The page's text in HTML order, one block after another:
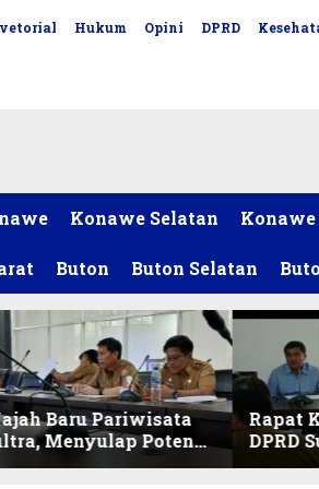
Hukum Opini DPRD
Konawe Selatan
Buton Buton Selatan
Baru Pariwisata
Menyulap Potensi
Lewat Sentuhan
Rapat
DPRD
OPD